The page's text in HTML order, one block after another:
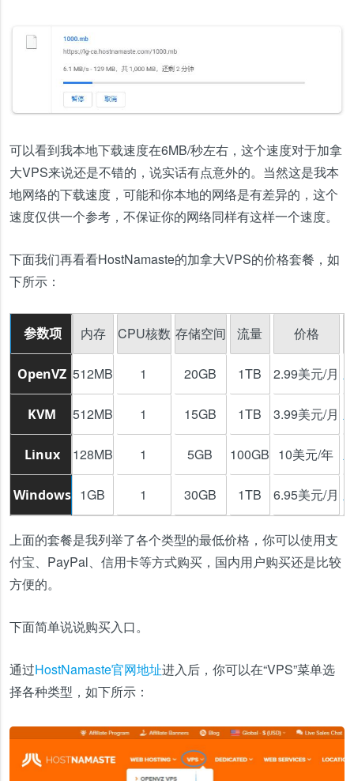
可以看到我本地下载速度在6MB/秒左右，这个速度对于加拿
大VPS来说还是不错的，说实话有点意外的。当然这是我本
地网络的下载速度，可能和你本地的网络是有差异的，这个
速度仅供一个参考，不保证你的网络同样有这样一个速度。
下面我们再看看HostNamaste的加拿大VPS的价格套餐，如
下所示：
参数项
OpenVZ
KVM
Linux
Windows
内存
512MB
512MB
128MB
1GB
CPU核数
1
1
1
1
存储空间
20GB
15GB
5GB
30GB
流量
1TB
1TB
100GB
1TB
价格
2.99美元/月
3.99美元/月
10美元/年
6.95美元/月
上面的套餐是我列举了各个类型的最低价格，你可以使用支
付宝、PayPal、信用卡等方式购买，国内用户购买还是比较
方便的。
下面简单说说购买入口。
通过HostNamaste官网地址进入后，你可以在“VPS”菜单选
择各种类型，如下所示：